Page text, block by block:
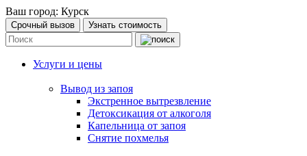
Ваш город: Курск
Срочный вызов Узнать стоимость
Услуги и цены
Вывод из запоя
Экстренное вытрезвление
Детоксикация от алкоголя
Капельница от запоя
Снятие похмелья